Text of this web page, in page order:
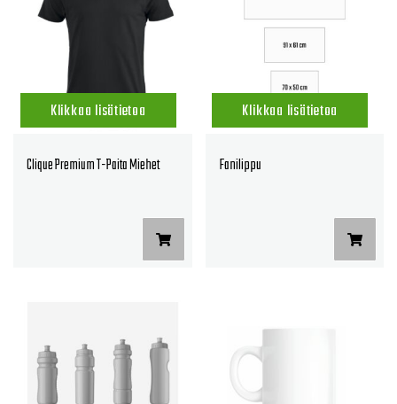
Klikkaa lisätietoa
Clique Premium T-Paita Miehet
Klikkaa lisätietoa
Fanilippu